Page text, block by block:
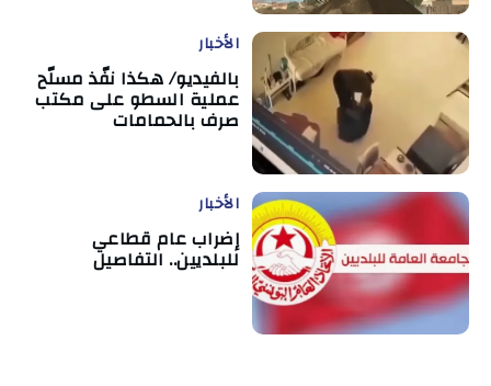
الأخبار
بالفيديو/ هكذا نفّذ مسلّح
عملية السطو على مكتب
صرف بالحمامات
الأخبار
إضراب عام قطاعي
للبلديين.. التفاصيل